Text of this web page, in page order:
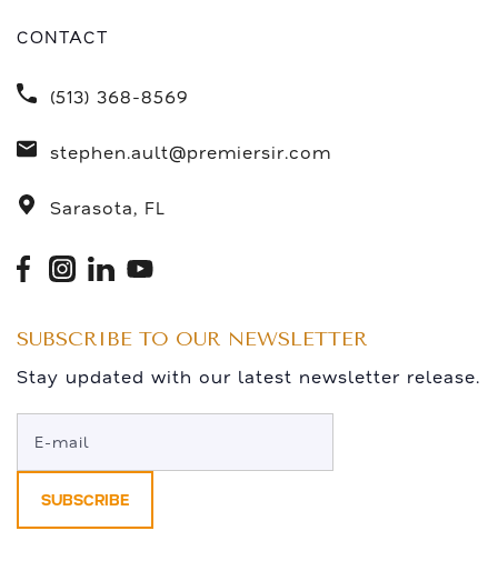
CONTACT
(513) 368-8569
stephen.ault@premiersir.com
Sarasota, FL
SUBSCRIBE TO OUR NEWSLETTER
Stay updated with our latest newsletter release.